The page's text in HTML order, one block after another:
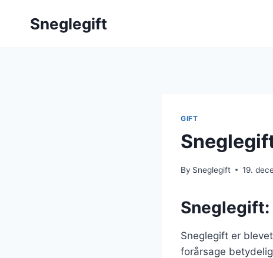
Sneglegift
GIFT
By Sneglegift 19.
Sneglegift er
forårsage